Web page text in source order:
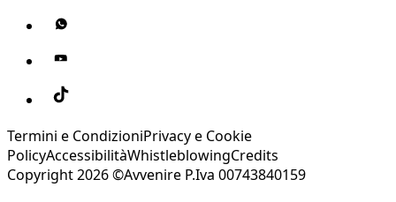
Termini e CondizioniPrivacy e Cookie
PolicyAccessibilitàWhistleblowingCredits
Copyright 2026 ©Avvenire P.Iva 00743840159